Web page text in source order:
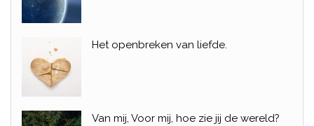
Het openbreken van liefde.
Van mij, Voor mij, hoe zie jij de wereld?